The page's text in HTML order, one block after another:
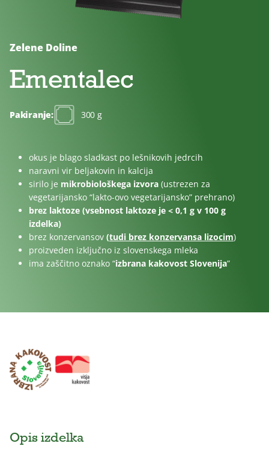
sladkorja
Zelene Doline
Ementalec
Pakiranje: 300 g
okus je blago sladkast po lešnikovih jedrcih
naravni vir beljakovin in kalcija
sirilo je mikrobiološkega izvora (ustrezen za
vegetarijansko “lakto-ovo vegetarijansko” prehrano)
brez laktoze (vsebnost laktoze je < 0,1 g v 100 g
izdelka)
brez konzervansov (tudi brez konzervansa lizocim)
proizveden izključno iz slovenskega mleka
ima zaščitno oznako “izbrana kakovost Slovenija”
Opis izdelka